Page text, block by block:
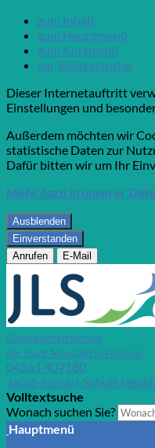
zum Inhalt
zum Hauptmenü
zum Kurzmenü
zur Volltextsuche
Dieser Internetauftritt
Einstellungen und
Außerdem möchten wir
statistische Daten zur
Dafür bitten wir um Ihr
Mehr dazu in unserer
Ausblenden
Einverstanden
Anrufen
E-Mail
Gemeinschaftsschule
der Stadt Neustadt in Holstein
04561 407180
Jacob-Lienau-
Volltextsuche
Wonach suchen Sie?
Hauptmenü